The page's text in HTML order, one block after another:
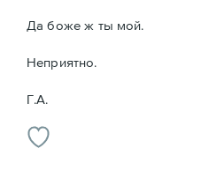
Да боже ж ты мой.
Неприятно.
Г.А.